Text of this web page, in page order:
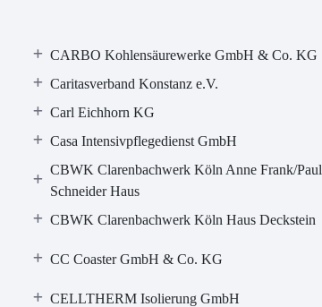
CARBO Kohlensäurewerke GmbH & Co. KG
Caritasverband Konstanz e.V.
Carl Eichhorn KG
Casa Intensivpflegedienst GmbH
CBWK Clarenbachwerk Köln Anne Frank/Paul
Schneider Haus
CBWK Clarenbachwerk Köln Haus Deckstein
CC Coaster GmbH & Co. KG
CELLTHERM Isolierung GmbH